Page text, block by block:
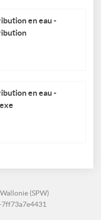
en eau -
en eau -
(SPW)